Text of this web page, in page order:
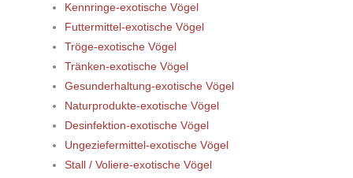
Kennringe-exotische Vögel
Futtermittel-exotische Vögel
Tröge-exotische Vögel
Tränken-exotische Vögel
Gesunderhaltung-exotische Vögel
Naturprodukte-exotische Vögel
Desinfektion-exotische Vögel
Ungeziefermittel-exotische Vögel
Stall / Voliere-exotische Vögel